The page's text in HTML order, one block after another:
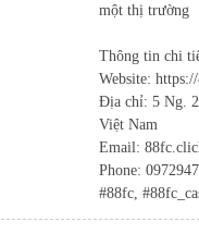
một thị trường
Thông tin chi
Website:
Địa chỉ: 5 Ng.
Việt Nam
Email:
Phone:
#88fc,